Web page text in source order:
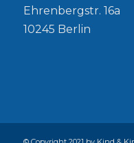
Ehrenbergstr. 16a
10245 Berlin